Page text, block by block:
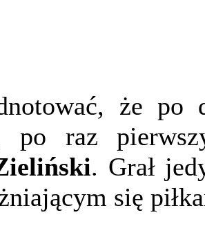
że po
po raz
. Grał
się